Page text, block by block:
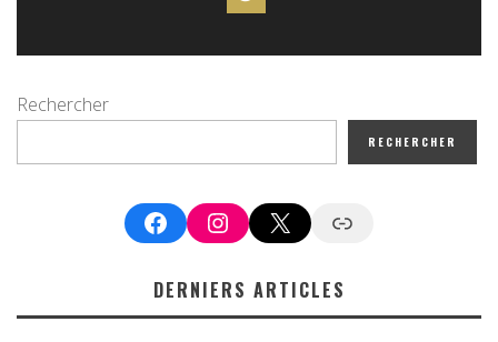
Rechercher
RECHERCHER
FacebookInstagram
X Google News
DERNIERS ARTICLES